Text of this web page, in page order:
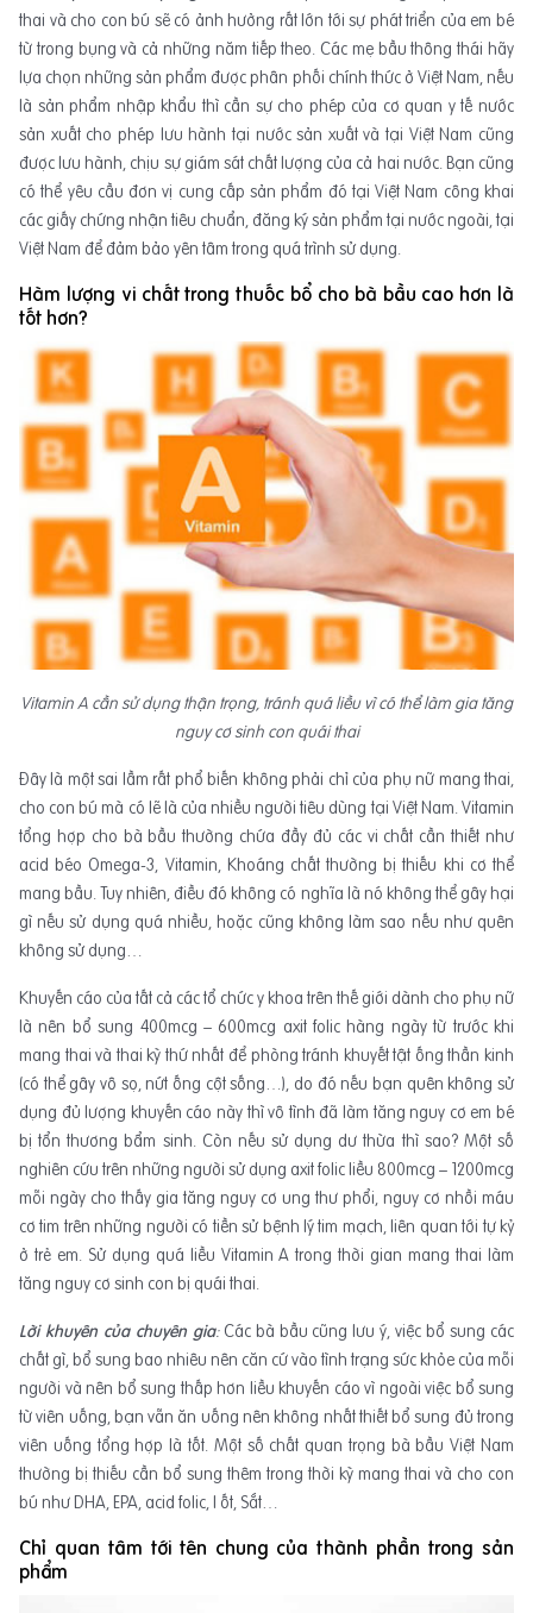
thai và cho con bú sẽ có ảnh hưởng rất lớn tới sự phát triển của em bé
từ trong bụng và cả những năm tiếp theo. Các mẹ bầu thông thái hãy
lựa chọn những sản phẩm được phân phối chính thức ở Việt Nam, nếu
là sản phẩm nhập khẩu thì cần sự cho phép của cơ quan y tế nước
sản xuất cho phép lưu hành tại nước sản xuất và tại Việt Nam cũng
được lưu hành, chịu sự giám sát chất lượng của cả hai nước. Bạn cũng
có thể yêu cầu đơn vị cung cấp sản phẩm đó tại Việt Nam công khai
các giấy chứng nhận tiêu chuẩn, đăng ký sản phẩm tại nước ngoài, tại
Việt Nam để đảm bảo yên tâm trong quá trình sử dụng.
Hàm lượng vi chất trong thuốc bổ cho bà bầu cao hơn là
tốt hơn?
Vitamin A cần sử dụng thận trọng, tránh quá liều vì có thể làm gia tăng
nguy cơ sinh con quái thai
Đây là một sai lầm rất phổ biến không phải chỉ của phụ nữ mang thai,
cho con bú mà có lẽ là của nhiều người tiêu dùng tại Việt Nam. Vitamin
tổng hợp cho bà bầu thường chứa đầy đủ các vi chất cần thiết như
acid béo Omega-3, Vitamin, Khoáng chất thường bị thiếu khi cơ thể
mang bầu. Tuy nhiên, điều đó không có nghĩa là nó không thể gây hại
gì nếu sử dụng quá nhiều, hoặc cũng không làm sao nếu như quên
không sử dụng…
Khuyến cáo của tất cả các tổ chức y khoa trên thế giới dành cho phụ nữ
là nên bổ sung 400mcg – 600mcg axit folic hàng ngày từ trước khi
mang thai và thai kỳ thứ nhất để phòng tránh khuyết tật ống thần kinh
(có thể gây vô sọ, nứt ống cột sống…), do đó nếu bạn quên không sử
dụng đủ lượng khuyến cáo này thì vô tình đã làm tăng nguy cơ em bé
bị tổn thương bẩm sinh. Còn nếu sử dụng dư thừa thì sao? Một số
nghiên cứu trên những người sử dụng axit folic liều 800mcg – 1200mcg
mỗi ngày cho thấy gia tăng nguy cơ ung thư phổi, nguy cơ nhồi máu
cơ tim trên những người có tiền sử bệnh lý tim mạch, liên quan tới tự kỷ
ở trẻ em. Sử dụng quá liều Vitamin A trong thời gian mang thai làm
tăng nguy cơ sinh con bị quái thai.
Lời khuyên của chuyên gia:Các bà bầu cũng lưu ý, việc bổ sung các
chất gì, bổ sung bao nhiêu nên căn cứ vào tình trạng sức khỏe của mỗi
người và nên bổ sung thấp hơn liều khuyến cáo vì ngoài việc bổ sung
từ viên uống, bạn vẫn ăn uống nên không nhất thiết bổ sung đủ trong
viên uống tổng hợp là tốt. Một số chất quan trọng bà bầu Việt Nam
thường bị thiếu cần bổ sung thêm trong thời kỳ mang thai và cho con
bú như DHA, EPA, acid folic, I ốt, Sắt…
Chỉ quan tâm tới tên chung của thành phần trong sản
phẩm